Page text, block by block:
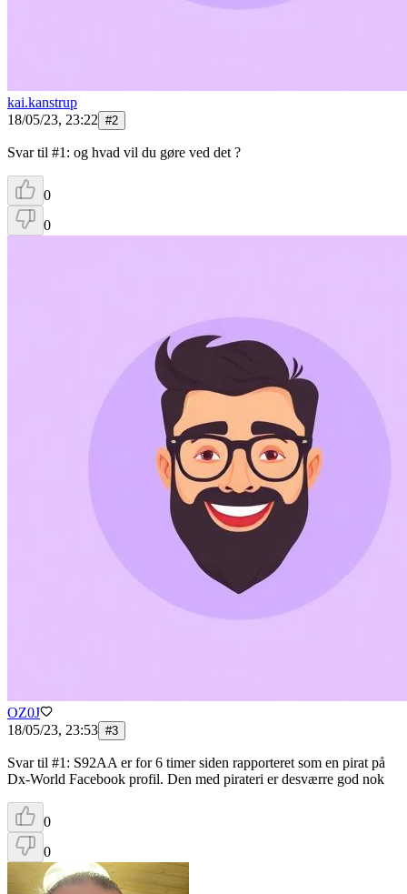
kai.kanstrup
18/05/23, 23:22 #2
Svar til #1: og hvad vil du gøre ved det ?
0
0
OZ0J
18/05/23, 23:53 #3
Svar til #1: S92AA er for 6 timer siden rapporteret som en pirat på
Dx-World Facebook profil. Den med pirateri er desværre god nok
0
0